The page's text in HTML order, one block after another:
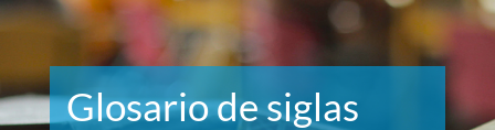
Glosario de siglas